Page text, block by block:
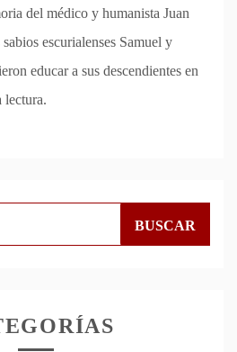
del médico y humanista Juan
escurialenses Samuel y
educar a sus descendientes en
lectura.